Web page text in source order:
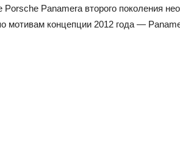
Porsche Panamera второго поколения
мотивам концепции 2012 года —